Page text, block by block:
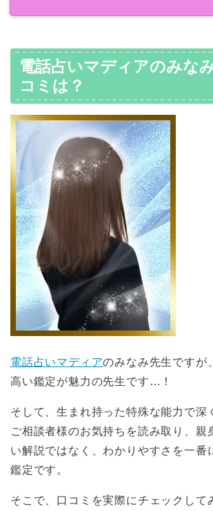
電話占いマディアのみな
コミは？
電話占いマディアのみなみ先生ですが
高い鑑定が魅力の先生です…！
そして、生まれ持った特殊な能力で深
ご相談者様のお気持ちを読み取り、親
い解説ではなく、わかりやすさを一番
鑑定です。
そこで、口コミを実際にチェックして